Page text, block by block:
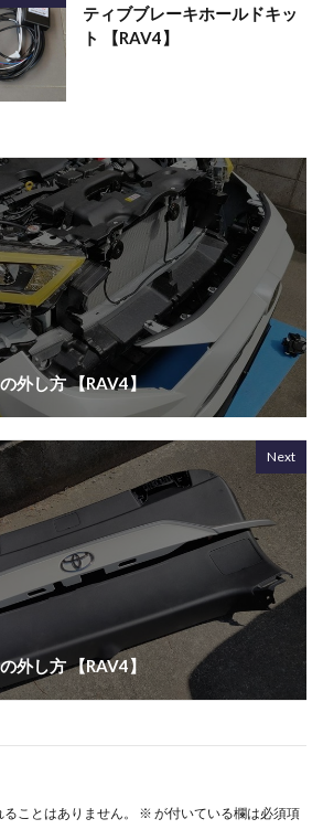
ティブブレーキホールドキッ
ト 【RAV4】
外し方 【RAV4】
Next
外し方 【RAV4】
ことはありません。 ※ が付いている欄は必須項